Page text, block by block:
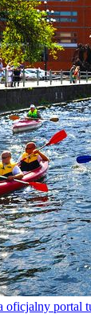
oficjalny portal